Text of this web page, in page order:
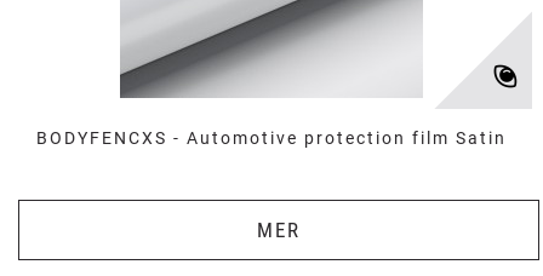
BODYFENCXS - Automotive protection film Satin
MER